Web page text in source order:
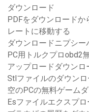
ダウンロード
PDFをダウンロード
レートに移動する
ダウンロードニプシ
PC用トルクプロobd2
アップロードダウン
Stlファイルのダウンロ
空のPCの無料ゲーム
Esファイルエクスプ